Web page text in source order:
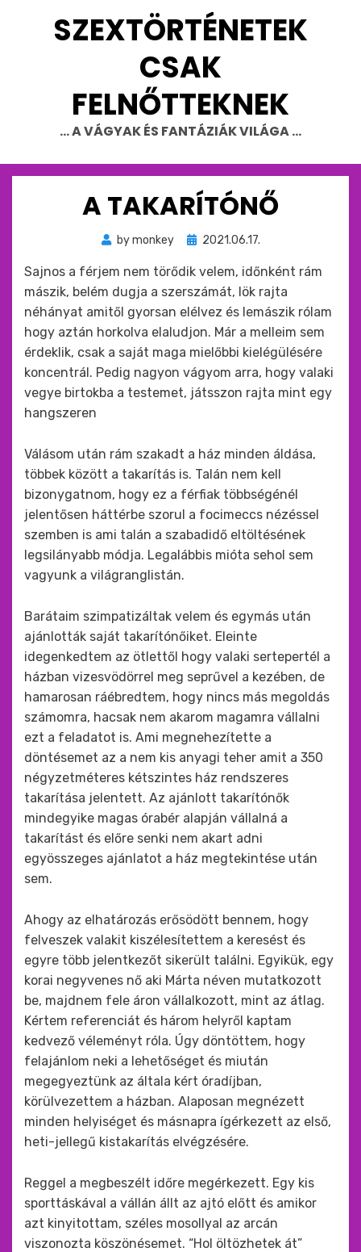
SZEXTÖRTÉNETEK
CSAK
FELNŐTTEKNEK
… A VÁGYAK ÉS FANTÁZIÁK VILÁGA …
A TAKARÍTÓNŐ
bymonkey
Beküldve
:
2021.06.17.
Sajnos a férjem nem törődik velem, időnként rám
mászik, belém dugja a szerszámát, lök rajta
néhányat amitől gyorsan elélvez és lemászik rólam
hogy aztán horkolva elaludjon. Már a melleim sem
érdeklik, csak a saját maga mielőbbi kielégülésére
koncentrál. Pedig nagyon vágyom arra, hogy valaki
vegye birtokba a testemet, játsszon rajta mint egy
hangszeren
Válásom után rám szakadt a ház minden áldása,
többek között a takarítás is. Talán nem kell
bizonygatnom, hogy ez a férfiak többségénél
jelentősen háttérbe szorul a focimeccs nézéssel
szemben is ami talán a szabadidő eltöltésének
legsilányabb módja. Legalábbis mióta sehol sem
vagyunk a világranglistán.
Barátaim szimpatizáltak velem és egymás után
ajánlották saját takarítónőiket. Eleinte
idegenkedtem az ötlettől hogy valaki sertepertél a
házban vizesvödörrel meg seprűvel a kezében, de
hamarosan ráébredtem, hogy nincs más megoldás
számomra, hacsak nem akarom magamra vállalni
ezt a feladatot is. Ami megnehezítette a
döntésemet az a nem kis anyagi teher amit a 350
négyzetméteres kétszintes ház rendszeres
takarítása jelentett. Az ajánlott takarítónők
mindegyike magas órabér alapján vállalná a
takarítást és előre senki nem akart adni
egyösszeges ajánlatot a ház megtekintése után
sem.
Ahogy az elhatározás erősödött bennem, hogy
felveszek valakit kiszélesítettem a keresést és
egyre több jelentkezőt sikerült találni. Egyikük, egy
korai negyvenes nő aki Márta néven mutatkozott
be, majdnem fele áron vállalkozott, mint az átlag.
Kértem referenciát és három helyről kaptam
kedvező véleményt róla. Úgy döntöttem, hogy
felajánlom neki a lehetőséget és miután
megegyeztünk az általa kért óradíjban,
körülvezettem a házban. Alaposan megnézett
minden helyiséget és másnapra ígérkezett az első,
heti-jellegű kistakarítás elvégzésére.
Reggel a megbeszélt időre megérkezett. Egy kis
sporttáskával a vállán állt az ajtó előtt és amikor
azt kinyitottam, széles mosollyal az arcán
viszonozta köszönésemet. “Hol öltözhetek át”